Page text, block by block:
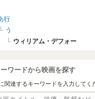
行
う
ウィリアム・デフォー
ワードから映画を探す
関連するキーワードを入力してく